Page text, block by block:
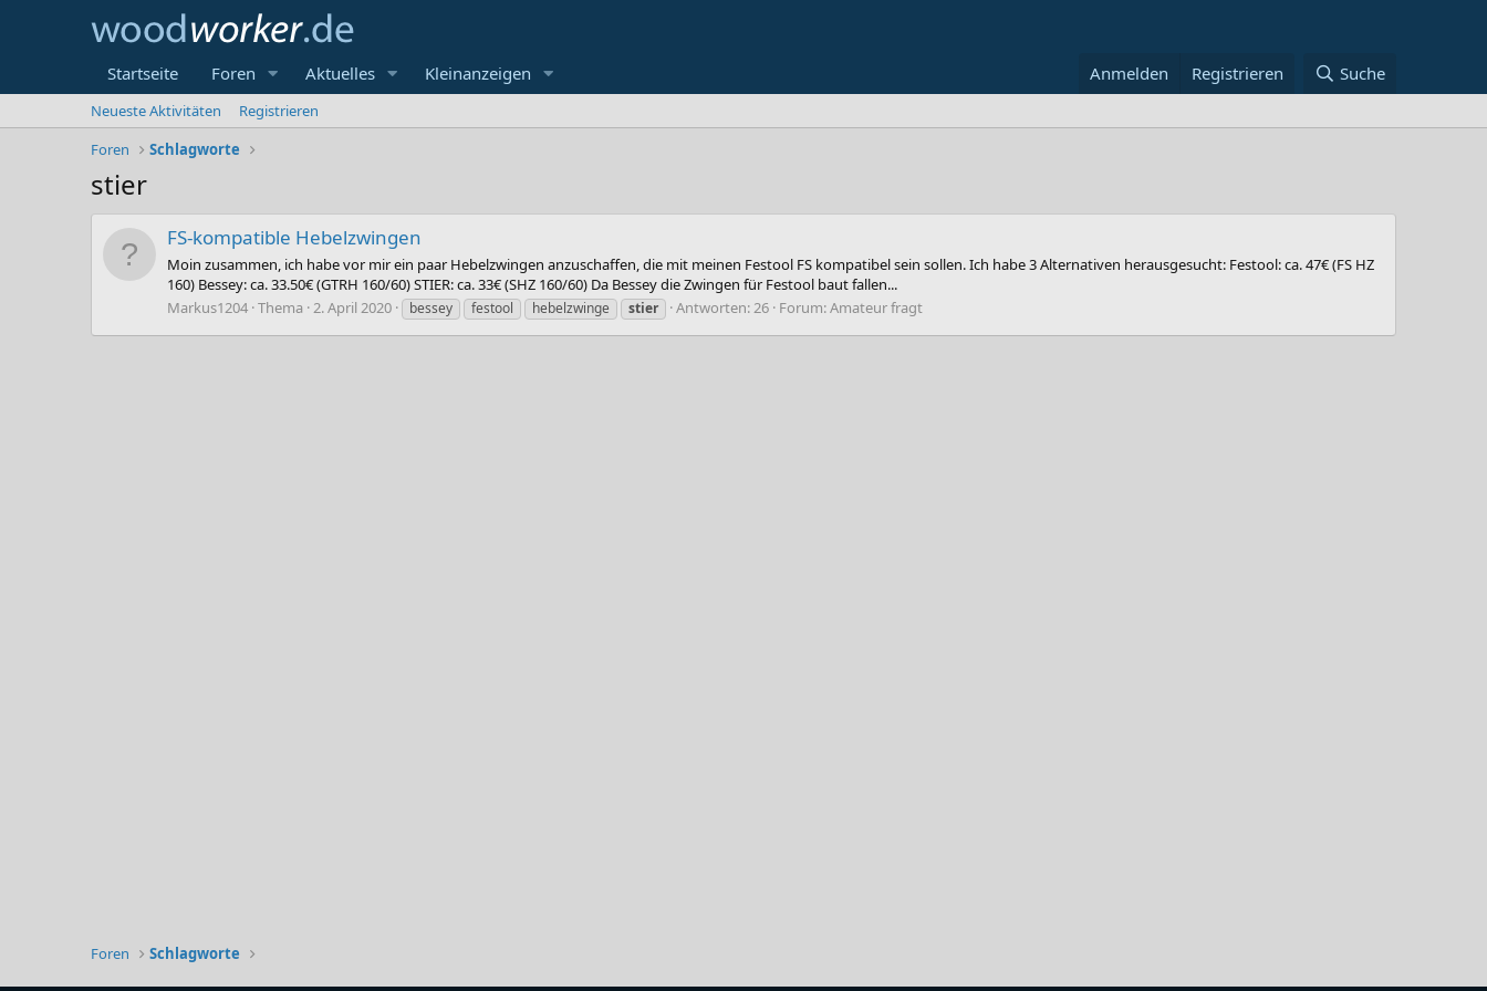
Startseite Foren Aktuelles Kleinanzeigen Anmelden Registrieren Suche
Neueste Aktivitäten
Registrieren
Foren
Schlagworte
stier
FS-kompatible Hebelzwingen
Moin zusammen, ich habe vor mir ein paar Hebelzwingen anzuschaffen, die mit meinen Festool FS kompatibel sein sollen. Ich habe 3 Alternativen herausgesucht: Festool: ca. 47€ (FS HZ
160) Bessey: ca. 33.50€ (GTRH 160/60) STIER: ca. 33€ (SHZ 160/60) Da Bessey die Zwingen für Festool baut fallen...
Markus1204 Thema 2. April 2020 bessey festool hebelzwinge stier Antworten: 26 Forum:Amateur fragt
Foren Schlagworte